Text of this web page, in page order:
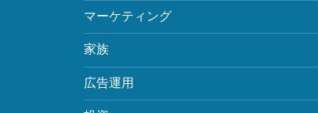
マーケティング
家族
広告運用